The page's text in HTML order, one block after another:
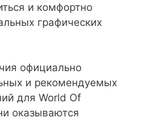
и комфортно
графических
официально
и рекомендуемых
для World Of
оказываются